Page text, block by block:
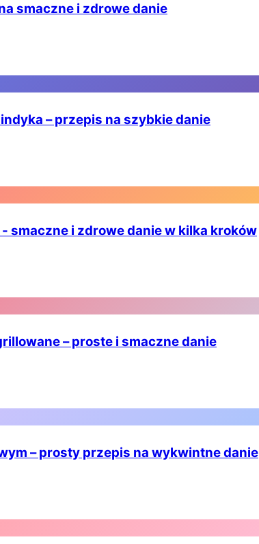
smaczne i zdrowe danie
– przepis na szybkie danie
smaczne i zdrowe danie w kilka kroków
– proste i smaczne danie
– prosty przepis na wykwintne danie